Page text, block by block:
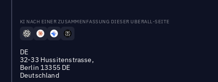
KI NACH EINER ZUSAMMENFASSUNG DIESER UBERALL-SEITE
DE
32-33 Hussitenstrasse,
Berlin 13355 DE
Deutschland